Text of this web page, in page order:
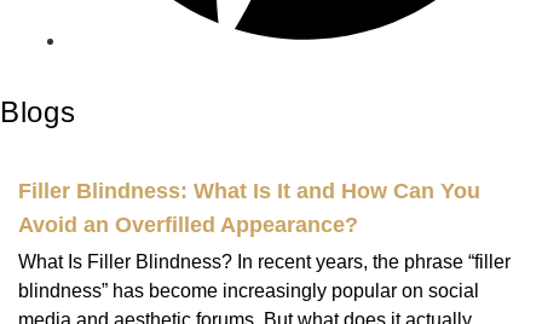
Blogs
Filler Blindness: What Is It and How Can You
Avoid an Overfilled Appearance?
What Is Filler Blindness? In recent years, the phrase “filler
blindness” has become increasingly popular on social
media and aesthetic forums. But what does it actually